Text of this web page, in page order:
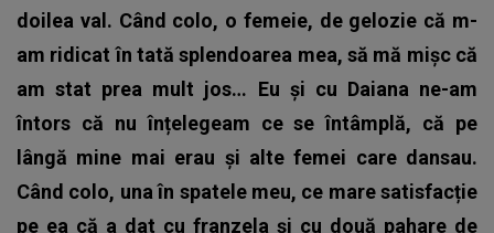
doilea val. Când colo, o femeie, de gelozie că m-
am ridicat în tată splendoarea mea, să mă mișc că
am stat prea mult jos… Eu și cu Daiana ne-am
întors că nu înțelegeam ce se întâmplă, că pe
lângă mine mai erau și alte femei care dansau.
Când colo, una în spatele meu, ce mare satisfacție
pe ea că a dat cu franzela și cu două pahare de